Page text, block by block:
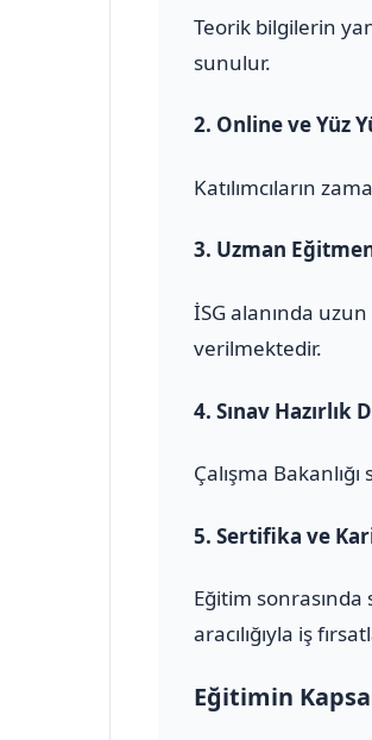
Teorik bilgilerin
sunulur.
2. Online ve Yüz
Katılımcıların
3. Uzman
İSG alanında
verilmektedir.
4. Sınav Hazırlık
Çalışma
5. Sertifika ve
Eğitim sonrasında
aracılığıyla iş
Eğitimin